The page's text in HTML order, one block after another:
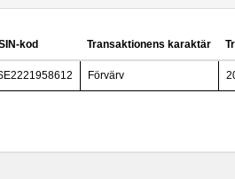
kod Transaktionens karaktär
Förvärv